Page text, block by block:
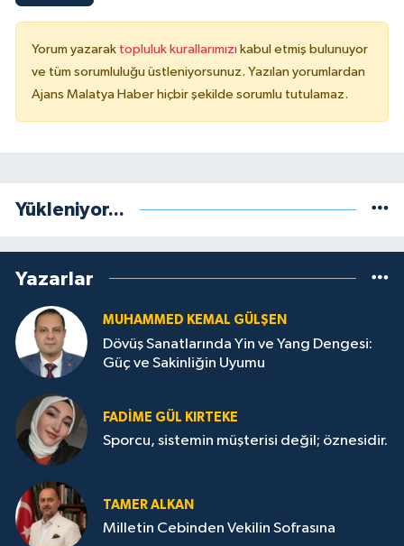
Yorum yazarak topluluk kurallarımızı kabul etmiş bulunuyor
ve tüm sorumluluğu üstleniyorsunuz. Yazılan yorumlardan
Ajans Malatya Haber hiçbir şekilde sorumlu tutulamaz.
Yükleniyor...
Yazarlar
MUHAMMED KEMAL GÜLŞEN
Dövüş Sanatlarında Yin ve Yang Dengesi:
Güç ve Sakinliğin Uyumu
FADIME GÜL KIRTEKE
Sporcu, sistemin müşterisi değil; öznesidir.
TAMER ALKAN
Milletin Cebinden Vekilin Sofrasına